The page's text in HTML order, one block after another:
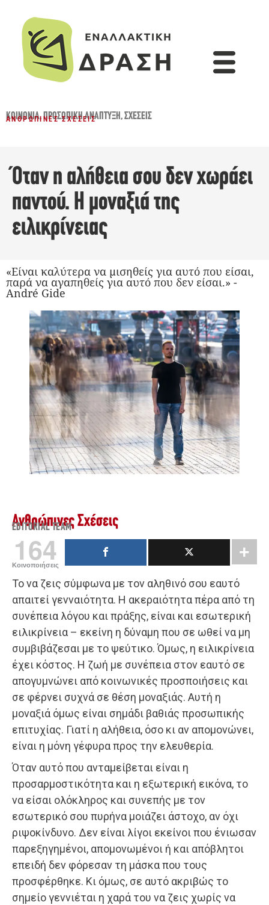
ΚΟΙΝΩΝΊΑ,ΠΡΟΣΩΠΙΚΉ ΑΝΆΠΤΥΞΗ,ΣΧΈΣΕΙΣ
ΑΝΘΡΏΠΙΝΕΣ ΣΧΈΣΕΙΣ
Όταν η αλήθεια σου δεν χωράει
παντού. Η μοναξιά της
ειλικρίνειας
«Είναι καλύτερα να μισηθείς για αυτό που είσαι,
παρά να αγαπηθείς για αυτό που δεν είσαι.» -
André Gide
Ανθρώπινες Σχέσεις
EDITORIAL TEAM
164
Κοινοποιήσεις
Το να ζεις σύμφωνα με τον αληθινό σου εαυτό
απαιτεί γενναιότητα. Η ακεραιότητα πέρα από τη
συνέπεια λόγου και πράξης, είναι και εσωτερική
ειλικρίνεια – εκείνη η δύναμη που σε ωθεί να μη
συμβιβάζεσαι με το ψεύτικο. Όμως, η ειλικρίνεια
έχει κόστος. Η ζωή με συνέπεια στον εαυτό σε
απογυμνώνει από κοινωνικές προσποιήσεις και
σε φέρνει συχνά σε θέση μοναξιάς. Αυτή η
μοναξιά όμως είναι σημάδι βαθιάς προσωπικής
επιτυχίας. Γιατί η αλήθεια, όσο κι αν απομονώνει,
είναι η μόνη γέφυρα προς την ελευθερία.
Όταν αυτό που ανταμείβεται είναι η
προσαρμοστικότητα και η εξωτερική εικόνα, το
να είσαι ολόκληρος και συνεπής με τον
εσωτερικό σου πυρήνα μοιάζει άστοχο, αν όχι
ριψοκίνδυνο. Δεν είναι λίγοι εκείνοι που ένιωσαν
παρεξηγημένοι, απομονωμένοι ή και απόβλητοι
επειδή δεν φόρεσαν τη μάσκα που τους
προσφέρθηκε. Κι όμως, σε αυτό ακριβώς το
σημείο γεννιέται η χαρά του να ζεις χωρίς να